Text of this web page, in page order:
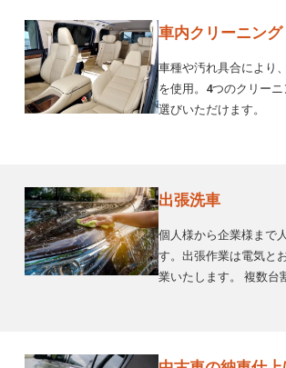
車内クリーニング
車種や汚れ具合により
を使用。4つのクリー
選びいただけます。
出張洗車
個人様から企業様まで
す。出張作業は電気と
業いたします。 複数台